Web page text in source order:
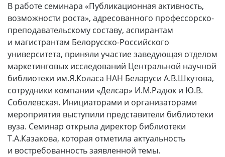
В работе семинара «Публикационная активность,
возможности роста», адресованного профессорско-
преподавательскому составу, аспирантам
и магистрантам Белорусско-Российского
университета, приняли участие заведующая отделом
маркетинговых исследований Центральной научной
библиотеки им.Я.Коласа НАН Беларуси А.В.Шкутова,
сотрудники компании «Делсар» И.М.Радюк и Ю.В.
Соболевская. Инициаторами и организаторами
мероприятия выступили представители библиотеки
вуза. Семинар открыла директор библиотеки
Т.А.Казакова, которая отметила актуальность
и востребованность заявленной темы.